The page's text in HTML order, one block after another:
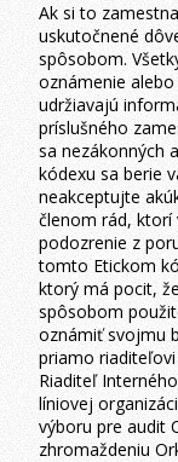
Ak si to
uskutočnené
spôsobom.
oznámenie
udržiavajú
príslušného
sa nezákonných
kódexu sa berie
neakceptujte
členom rád, ktorí
podozrenie z
tomto Etickom
ktorý má pocit,
spôsobom
oznámiť svojmu
priamo
Riaditeľ
líniovej
výboru pre audit
zhromaždeniu